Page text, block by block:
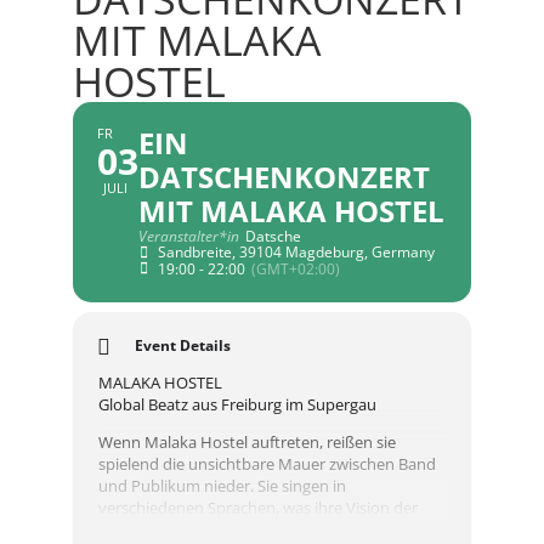
MIT MALAKA
HOSTEL
FR
03
JULI
EIN
DATSCHENKONZERT
MIT MALAKA HOSTEL
Veranstalter*in Datsche
Sandbreite, 39104 Magdeburg, Germany
19:00 - 22:00 (GMT+02:00)
Event Details
MALAKA HOSTEL
Global Beatz aus Freiburg im Supergau
Wenn Malaka Hostel auftreten, reißen sie
spielend die unsichtbare Mauer zwischen Band
und Publikum nieder. Sie singen in
verschiedenen Sprachen, was ihre Vision der